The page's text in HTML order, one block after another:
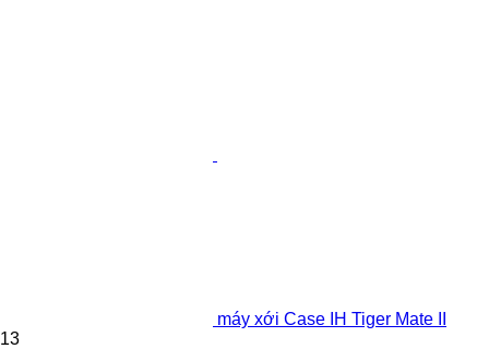
máy xới Case IH Tiger Mate II
13